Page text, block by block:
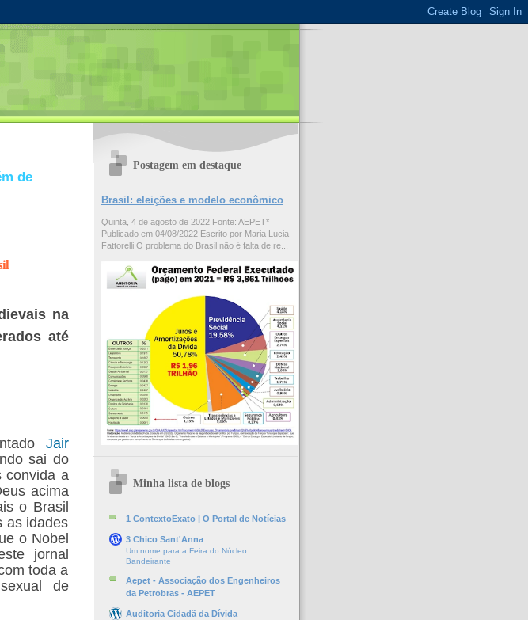
de
na
até
Jair
sai do
convida a
acima
o Brasil
as idades
o Nobel
jornal
toda a
de
Postagem em destaque
Brasil: eleições e modelo econômico
Quinta, 4 de agosto de 2022 Fonte: AEPET*
Publicado em 04/08/2022 Escrito por Maria Lucia
Fattorelli O problema do Brasil não é falta de re...
Minha lista de blogs
1 ContextoExato | O Portal de Notícias
3 Chico Sant'Anna
Um nome para a Feira do Núcleo
Bandeirante
Aepet - Associação dos Engenheiros
da Petrobras - AEPET
Auditoria Cidadã da Dívida